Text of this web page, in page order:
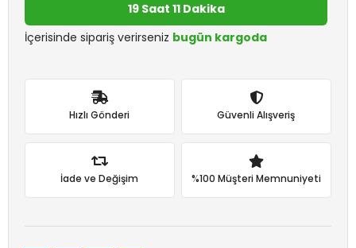
19 Saat 11 Dakika
İçerisinde sipariş verirseniz bugün kargoda
Hızlı Gönderi Güvenli Alışveriş
İade ve Değişim %100 Müşteri Memnuniyeti